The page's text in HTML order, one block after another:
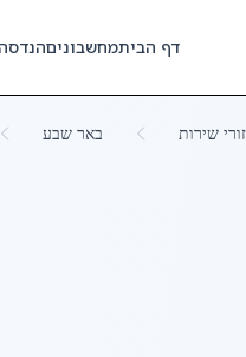
דף הביתמחשבונים
שירות באר שבע